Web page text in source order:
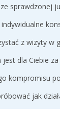
sprawdzonej
z wizyty w
dla Ciebie
kompromisu
jak